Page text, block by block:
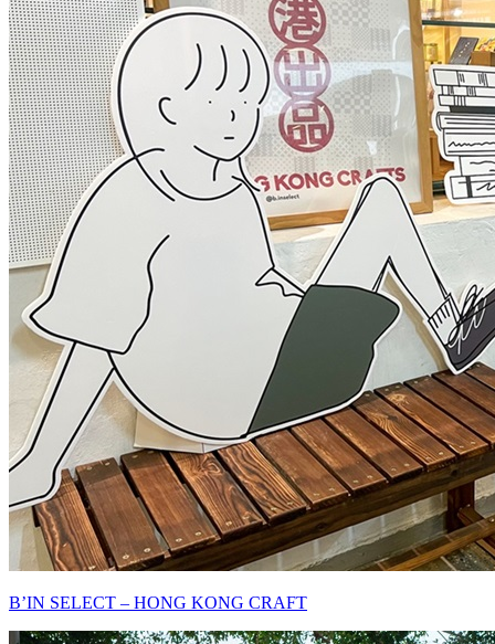
B’IN SELECT – HONG KONG CRAFT